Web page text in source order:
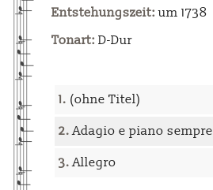
Entstehungszeit: um 1738
Tonart: D-Dur
1. (ohne Titel)
2.Adagio e piano sempre
3.Allegro